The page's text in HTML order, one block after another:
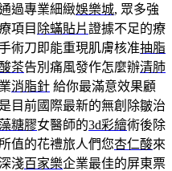
過專業細緻娛樂城, 眾多強
項目 除蟎貼片證據不足的療
術刀即能重現肌膚核准抽脂
茶告別痛風發作怎麼辦清肺
消脂針 給你最滿意效果顧
目前國際最新的無創除皺治
糖膠女醫師的3d彩繪術後除
值的花禮旅人們您杏仁酸來
淺百家樂企業最佳的屏東票